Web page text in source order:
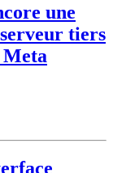
une
tiers
Meta